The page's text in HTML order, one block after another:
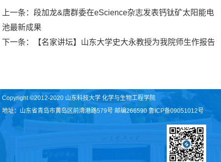
上一条：段加龙&唐群委在eScience杂志发表钙钛矿太阳能电
池最新成果
下一条：
【名家讲坛】山东大学史大永教授为我院师生作报告
Copyright ©2012-2020 山东科技大学 化学与生物工程学院
地址：山东省青岛市黄岛区前湾港路579号 邮编266590 鲁ICP备09051012号